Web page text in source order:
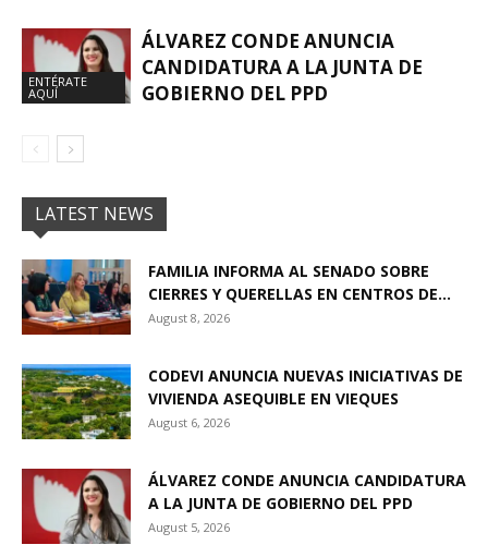
ENTÉRATE
AQUÍ
ÁLVAREZ CONDE ANUNCIA
CANDIDATURA A LA JUNTA DE
GOBIERNO DEL PPD
LATEST NEWS
FAMILIA INFORMA AL SENADO SOBRE
CIERRES Y QUERELLAS EN CENTROS DE...
August 8, 2026
CODEVI ANUNCIA NUEVAS INICIATIVAS DE
VIVIENDA ASEQUIBLE EN VIEQUES
August 6, 2026
ÁLVAREZ CONDE ANUNCIA CANDIDATURA
A LA JUNTA DE GOBIERNO DEL PPD
August 5, 2026